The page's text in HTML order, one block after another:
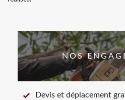
NOS
Devis et déplacement